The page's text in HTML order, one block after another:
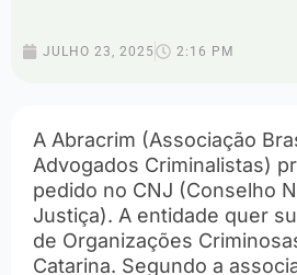
JULHO 23, 2025 2:16 PM
A Abracrim (Associação
Advogados Criminalistas)
pedido no CNJ (Conselho
Justiça). A entidade quer
de Organizações
Catarina. Segundo a